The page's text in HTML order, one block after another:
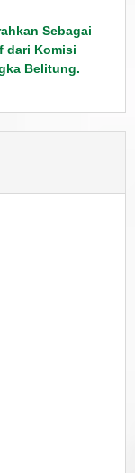
Sebagai
dari Komisi
Belitung.